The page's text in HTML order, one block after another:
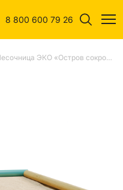
8 800 600 79 26
Песочница ЭКО «Остров сокровищ» (клееное оцилиндрованное бревно)